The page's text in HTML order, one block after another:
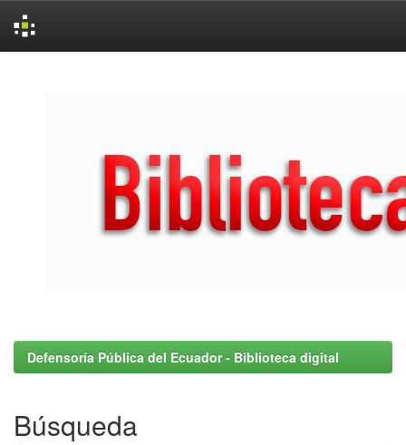
Defensoría Pública del Ecuador - Biblioteca digital
Búsqueda